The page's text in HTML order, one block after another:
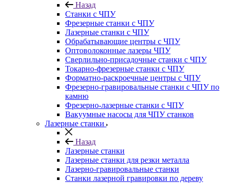
Назад
Станки с ЧПУ
Фрезерные станки с ЧПУ
Лазерные станки с ЧПУ
Обрабатывающие центры с ЧПУ
Оптоволоконные лазеры ЧПУ
Сверлильно-присадочные станки с ЧПУ
Токарно-фрезерные станки с ЧПУ
Форматно-раскроечные центры с ЧПУ
Фрезерно-гравировальные станки с ЧПУ по
камню
Фрезерно-лазерные станки с ЧПУ
Вакуумные насосы для ЧПУ станков
Лазерные станки
Назад
Лазерные станки
Лазерные станки для резки металла
Лазерно-гравировальные станки
Станки лазерной гравировки по дереву